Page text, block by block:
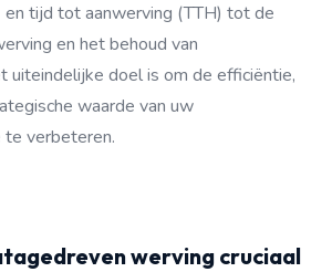
en tijd tot aanwerving (TTH) tot de
en het behoud van
uiteindelijke doel is om de efficiëntie,
waarde van uw
verbeteren.
werving cruciaal